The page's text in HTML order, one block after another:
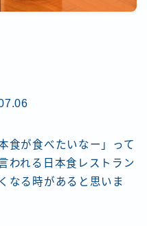
食が食べたいなー」って
われる日本食レストラン
なる時があると思いま